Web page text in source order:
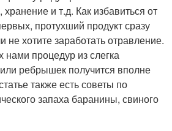
и т.д. Как избавиться от
протухший продукт сразу
не хотите заработать отравление.
процедур из слегка
ребрышек получится вполне
также есть советы по
запаха баранины, свиного